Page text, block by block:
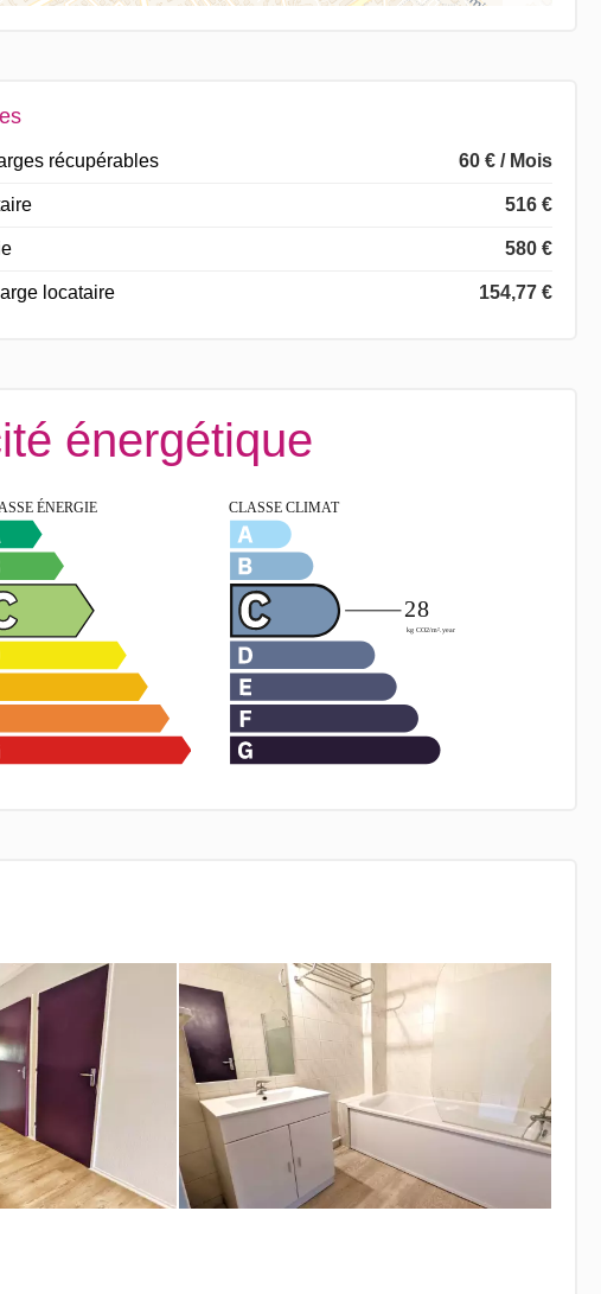
récupérables 60 € / Mois
516 €
580 €
locataire 154,77 €
énergétique